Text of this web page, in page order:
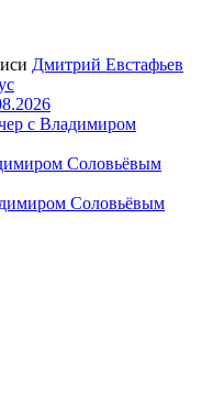
Дмитрий Евстафьев
с Владимиром
Соловьёвым
Соловьёвым